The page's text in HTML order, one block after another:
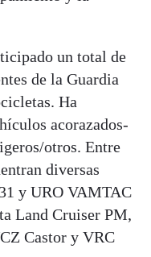
un total de
de la Guardia
Ha
acorazados-
otros. Entre
diversas
y URO VAMTAC
Land Cruiser PM,
Castor y VRC